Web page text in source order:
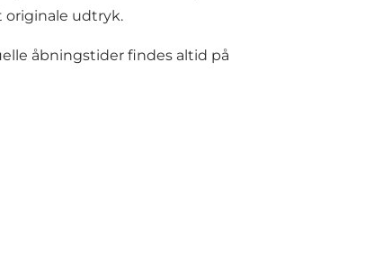
udtryk.
åbningstider findes altid på